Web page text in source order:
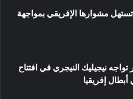
مشوارها الإفريقي بمواجهة
تواجه نيجيليك النيجري في افتتاح
إفريقيا